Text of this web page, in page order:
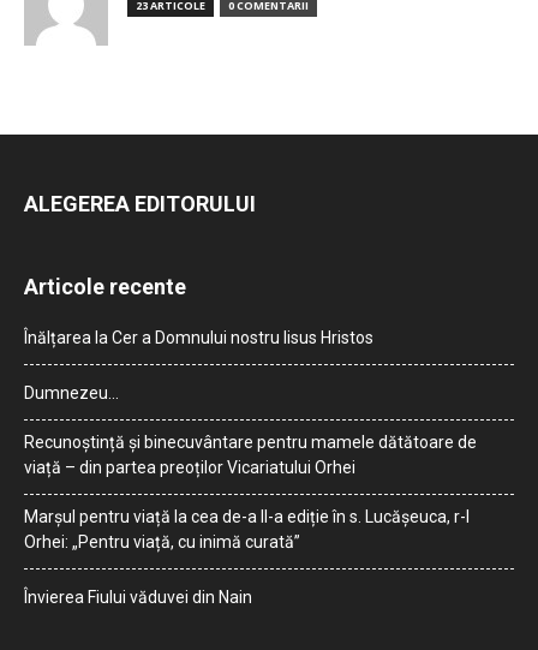
23 ARTICOLE 0 COMENTARII
ALEGEREA EDITORULUI
Articole recente
Înălțarea la Cer a Domnului nostru Iisus Hristos
Dumnezeu…
Recunoștință și binecuvântare pentru mamele dătătoare de
viață – din partea preoților Vicariatului Orhei
Marșul pentru viață la cea de-a II-a ediție în s. Lucășeuca, r-l
Orhei: „Pentru viață, cu inimă curată”
Învierea Fiului văduvei din Nain